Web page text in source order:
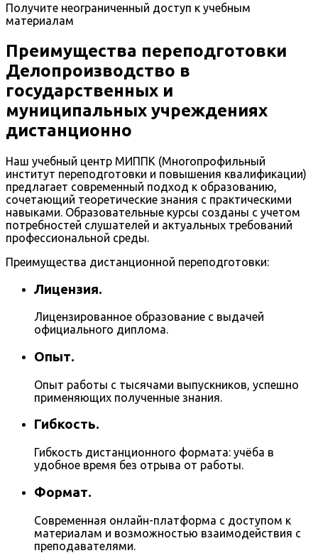
Получите неограниченный доступ к учебным
материалам
Преимущества переподготовки
Делопроизводство в
государственных и
муниципальных учреждениях
дистанционно
Наш учебный центр МИППК (Многопрофильный
институт переподготовки и повышения квалификации)
предлагает современный подход к образованию,
сочетающий теоретические знания с практическими
навыками. Образовательные курсы созданы с учетом
потребностей слушателей и актуальных требований
профессиональной среды.
Преимущества дистанционной переподготовки:
Лицензия.
Лицензированное образование с выдачей
официального диплома.
Опыт.
Опыт работы с тысячами выпускников, успешно
применяющих полученные знания.
Гибкость.
Гибкость дистанционного формата: учёба в
удобное время без отрыва от работы.
Формат.
Современная онлайн-платформа с доступом к
материалам и возможностью взаимодействия с
преподавателями.